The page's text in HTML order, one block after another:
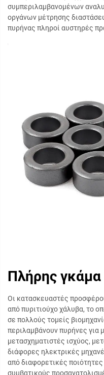
συμπεριλαμβανομένων
οργάνων μέτρησης
πυρήνας πληροί αυστηρές
Πλήρης
Οι κατασκευαστές
από πυριτιούχο χάλυβα, το
σε πολλούς τομείς
περιλαμβάνουν πυρήνες για
μετασχηματιστές ισχύος,
διάφορες ηλεκτρικές
από διαφορετικές
συμβατικούς